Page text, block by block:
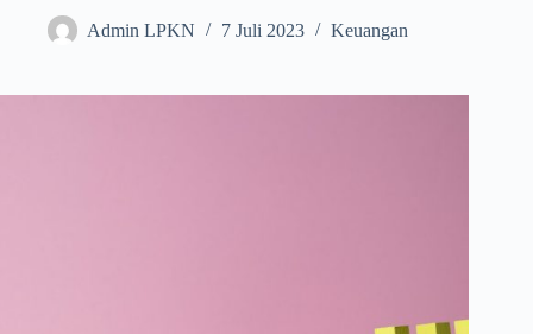
Admin LPKN 7 Juli 2023 Keuangan